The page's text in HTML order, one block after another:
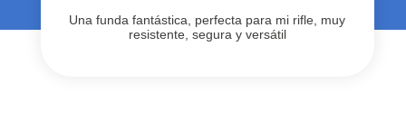
Una funda fantástica, perfecta para mi rifle, muy
resistente, segura y versátil